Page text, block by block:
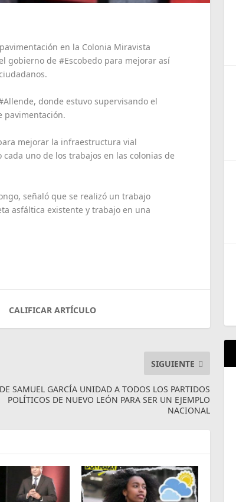
en la Colonia Miravista
gobierno de #Escobedo para mejorar así
donde estuvo supervisando el
pavimentación.
mejorar la infraestructura vial
uno de los trabajos en las colonias de
señaló que se realizó un trabajo
asfáltica existente y trabajo en una
CALIFICAR ARTÍCULO
SIGUIENTE
SAMUEL GARCÍA UNIDAD A TODOS LOS PARTIDOS
POLÍTICOS DE NUEVO LEÓN PARA SER UN EJEMPLO
NACIONAL